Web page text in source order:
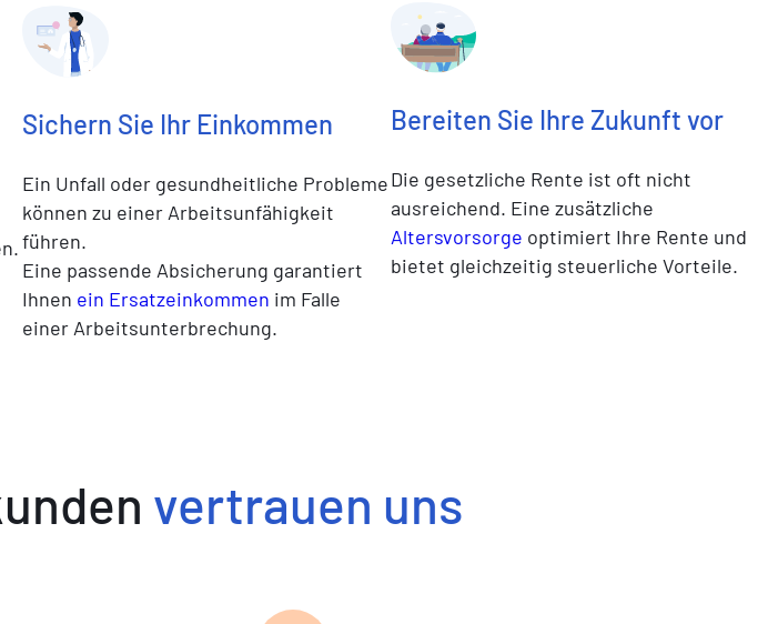
Sichern Sie Ihr Einkommen
Ein Unfall oder gesundheitliche Probleme
können zu einer Arbeitsunfähigkeit
führen.
Eine passende Absicherung garantiert
Ihnen ein Ersatzeinkommen im Falle
einer Arbeitsunterbrechung.
Bereiten Sie Ihre Zukunft vor
Die gesetzliche Rente ist oft nicht
ausreichend. Eine zusätzliche
Altersvorsorge optimiert Ihre Rente und
bietet gleichzeitig steuerliche Vorteile.
vertrauen uns